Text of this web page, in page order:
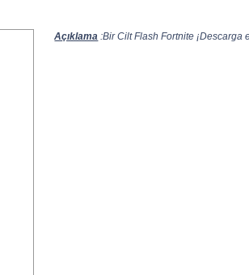
Açıklama :Bir Cilt Flash Fortnite